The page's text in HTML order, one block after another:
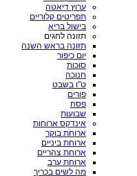
ערוץ דיאטה
תפריטים קלוריים
בישול בריא
תזונה לחגים
תזונה בראש השנה
יום כיפור
סוכות
חנוכה
ט"ו בשבט
פורים
פסח
שבועות
אינדקס ארוחות
ארוחת בוקר
ארוחת ביניים
ארוחת צהריים
ארוחת ערב
מה לשים בכריך